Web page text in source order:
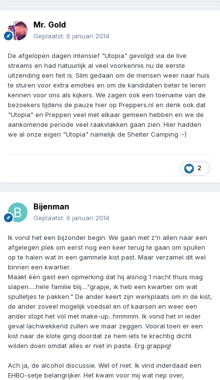
Mr. Gold
Geplaatst: 6 januari 2014
De afgelopen dagen intensief "Utopia" gevolgd via de live
streams en had natuurlijk al veel voorkennis nu de eerste
uitzending een feit is. Slim gedaan om de mensen weer naar huis
te sturen voor extra emoties en om de kandidaten beter te leren
kennen voor ons als kijkers. We zagen ook een toename van de
bezoekers tijdens de pauze hier op Preppers.nl en denk ook dat
"Utopia" en Preppen veel met elkaar gemeen hebben en we de
aankomende periode veel raakvlakken gaan zien. Hier hadden
we al onze eigen "Utopia" namelijk de Shelter Camping :-)
2
Bijenman
Geplaatst: 6 januari 2014
Ik vond het een bijzonder begin. We gaan met z'n allen naar een
afgelegen plek om eerst nog een keer terug te gaan om spullen
op te halen wat in een gammele kist past. Maar verzamel dit wel
binnen een kwartier.
Maakt één gast een opmerking dat hij alsnog 1 nacht thuis mag
slapen.....hele familie blij...."grapje, ik heb een kwartier om wat
spulletjes te pakken." De ander keert zijn werkplaats om in de kist,
de ander zoveel mogelijk voedsel en of kaarsen en weer een
ander stopt het vol met make-up...hmmmm. Ik vond het in ieder
geval lachwekkend zullen we maar zeggen. Vooral toen er een
kist naar de klote ging doordat ze hem iets te krachtig dicht
wilden doen omdat alles er niet in paste. Erg grappig!
Ach ja, de alcohol discussie. Wel of niet. Ik vind inderdaad een
EHBO-setje belangrijker. Het kwam voor mij wat nep over,